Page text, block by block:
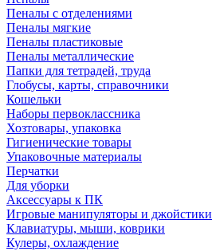
Пеналы с отделениями
Пеналы мягкие
Пеналы пластиковые
Пеналы металлические
Папки для тетрадей, труда
Глобусы, карты, справочники
Кошельки
Наборы первоклассника
Хозтовары, упаковка
Гигиенические товары
Упаковочные материалы
Перчатки
Для уборки
Аксессуары к ПК
Игровые манипуляторы и джойстики
Клавиатуры, мыши, коврики
Кулеры, охлаждение